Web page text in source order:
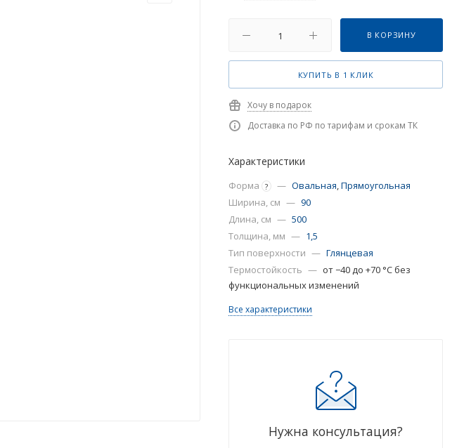
В КОРЗИНУ
КУПИТЬ В 1 КЛИК
Хочу в подарок
Доставка по РФ по тарифам и срокам ТК
Характеристики
Форма ? — Овальная,Прямоугольная
Ширина, см — 90
Длина, см — 500
Толщина, мм — 1,5
Тип поверхности — Глянцевая
Термостойкость — от −40 до +70 °C без
функциональных изменений
Все характеристики
Нужна консультация?